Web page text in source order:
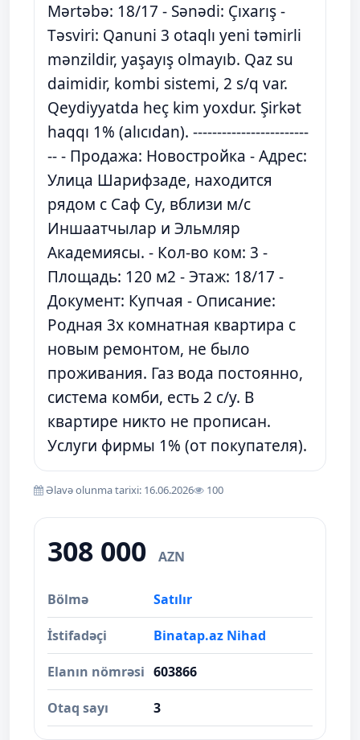
Mərtəbə: 18/17 - Sənədi: Çıxarış -
Təsviri: Qanuni 3 otaqlı yeni təmirli
mənzildir, yaşayış olmayıb. Qaz su
daimidir, kombi sistemi, 2 s/q var.
Qeydiyyatda heç kim yoxdur. Şirkət
haqqı 1% (alıcıdan). ------------------------
-- - Продажа: Новостройка - Адрес:
Улица Шарифзаде, находится
рядом с Саф Су, вблизи м/с
Иншаатчылар и Эльмляр
Академиясы. - Кол-во ком: 3 -
Площадь: 120 м2 - Этаж: 18/17 -
Документ: Купчая - Описание:
Родная 3х комнатная квартира с
новым ремонтом, не было
проживания. Газ вода постоянно,
система комби, есть 2 с/у. В
квартире никто не прописан.
Услуги фирмы 1% (от покупателя).
Əlavə olunma tarixi: 16.06.2026 100
308 000 AZN
Bölmə Satılır
İstifadəçi Binatap.az Nihad
Elanın nömrəsi 603866
Otaq sayı 3